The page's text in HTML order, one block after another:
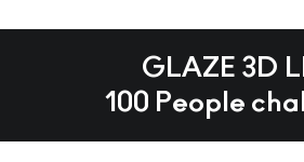
GLAZE 3D
100 People